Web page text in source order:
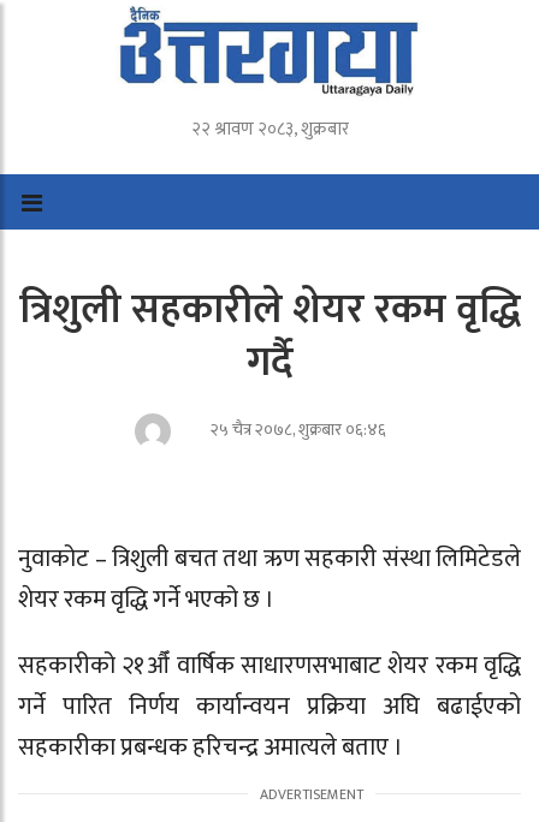
२२ श्रावण २०८३, शुक्रबार
त्रिशुली सहकारीले शेयर रकम वृद्धि
गर्दै
२५ चैत्र २०७८, शुक्रबार ०६:४६
नुवाकोट – त्रिशुली बचत तथा ऋण सहकारी संस्था लिमिटेडले
शेयर रकम वृद्धि गर्ने भएको छ ।
सहकारीको २१औँ वार्षिक साधारणसभाबाट शेयर रकम वृद्धि
गर्ने पारित निर्णय कार्यान्वयन प्रक्रिया अघि बढाईएको
सहकारीका प्रबन्धक हरिचन्द्र अमात्यले बताए ।